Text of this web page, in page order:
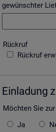
gewünschter
Rück­ruf
Rückruf
Ein­la­dung
Möch­ten Sie
Ja